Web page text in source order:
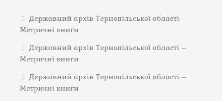
Державний архів Тернопільської області –
Метричні книги
Державний архів Тернопільської області –
Метричні книги
Державний архів Тернопільської області –
Метричні книги